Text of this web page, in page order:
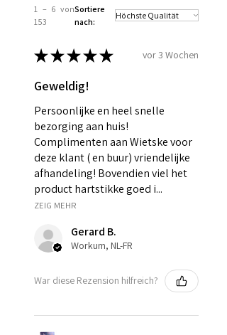
1 – 6 von
153
Sortiere
nach:
★★★★★ vor 3 Wochen
Geweldig!
Persoonlijke en heel snelle
bezorging aan huis!
Complimenten aan Wietske voor
deze klant ( en buur) vriendelijke
afhandeling! Bovendien viel het
product hartstikke goed i...
ZEIG MEHR
Gerard B.
Workum, NL-FR
War diese Rezension hilfreich?